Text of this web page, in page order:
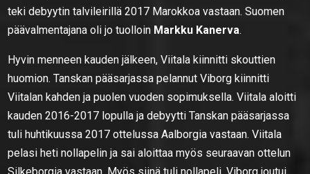
teki debyytin talvileirillä 2017 Marokkoa vastaan. Suomen
päävalmentajana oli jo tuolloin Markku Kanerva.
Hyvin menneen kauden jälkeen, Viitala kiinnitti skouttien
huomion. Tanskan pääsarjassa pelannut Viborg kiinnitti
Viitalan kahden ja puolen vuoden sopimuksella. Viitala aloitti
kauden 2016-2017 lopulla ja debyytti Tanskan pääsarjassa
tuli huhtikuussa 2017 ottelussa Aalborgia vastaan. Viitala
pelasi heti nollapelin ja sai aloittaa myös seuraavan ottelun
Silkeborgia vastaan. Myös siinä tuli nollapeli. Viborg joutui